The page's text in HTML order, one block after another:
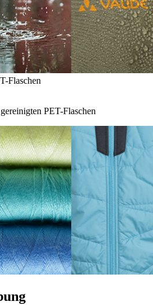
Flaschen
PET-Flaschen